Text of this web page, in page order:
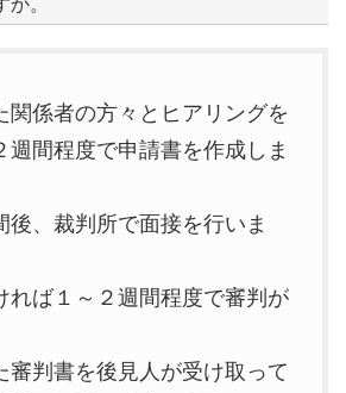
。
関係者の方々とヒアリングを
週間程度で申請書を作成しま
後、裁判所で面接を行いま
れば１～２週間程度で審判が
審判書を後見人が受け取って